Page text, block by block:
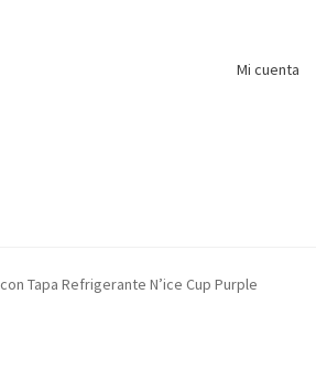
Mi cuenta
Tapa Refrigerante N’ice Cup Purple